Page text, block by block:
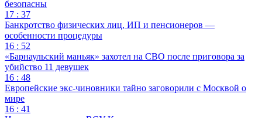
безопасны
17 : 37
Банкротство физических лиц, ИП и пенсионеров —
особенности процедуры
16 : 52
«Барнаульский маньяк» захотел на СВО после приговора за
убийство 11 девушек
16 : 48
Европейские экс-чиновники тайно заговорили с Москвой о
мире
16 : 41